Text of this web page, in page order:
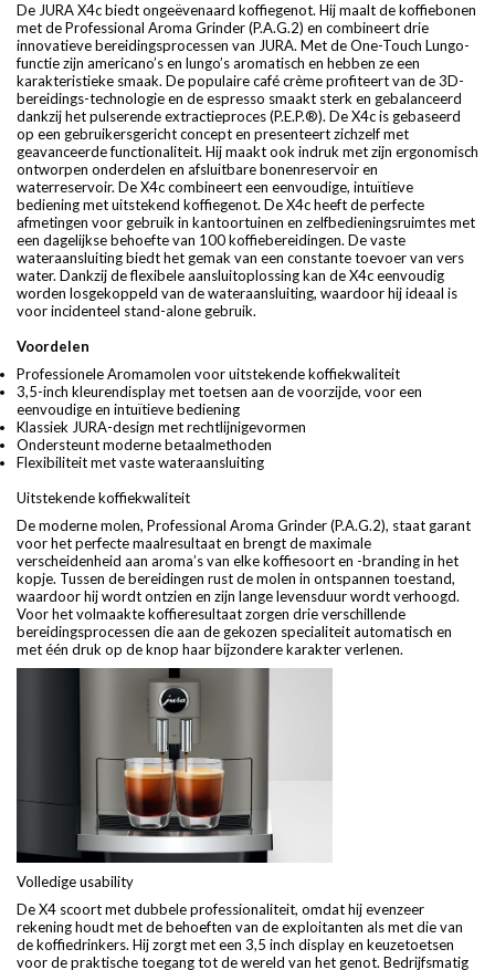
De JURA X4c biedt ongeëvenaard koffiegenot. Hij maalt de koffiebonen
met de Professional Aroma Grinder (P.A.G.2) en combineert drie
innovatieve bereidingsprocessen van JURA. Met de One-Touch Lungo-
functie zijn americano’s en lungo’s aromatisch en hebben ze een
karakteristieke smaak. De populaire café crème profiteert van de 3D-
bereidings-technologie en de espresso smaakt sterk en gebalanceerd
dankzij het pulserende extractieproces (P.E.P.®). De X4c is gebaseerd
op een gebruikersgericht concept en presenteert zichzelf met
geavanceerde functionaliteit. Hij maakt ook indruk met zijn ergonomisch
ontworpen onderdelen en afsluitbare bonenreservoir en
waterreservoir. De X4c combineert een eenvoudige, intuïtieve
bediening met uitstekend koffiegenot. De X4c heeft de perfecte
afmetingen voor gebruik in kantoortuinen en zelfbedieningsruimtes met
een dagelijkse behoefte van 100 koffiebereidingen. De vaste
wateraansluiting biedt het gemak van een constante toevoer van vers
water. Dankzij de flexibele aansluitoplossing kan de X4c eenvoudig
worden losgekoppeld van de wateraansluiting, waardoor hij ideaal is
voor incidenteel stand-alone gebruik.
Voordelen
Professionele Aromamolen voor uitstekende koffiekwaliteit
3,5-inch kleurendisplay met toetsen aan de voorzijde, voor een
eenvoudige en intuïtieve bediening
Klassiek JURA-design met rechtlijnigevormen
Ondersteunt moderne betaalmethoden
Flexibiliteit met vaste wateraansluiting
Uitstekende koffiekwaliteit
De moderne molen, Professional Aroma Grinder (P.A.G.2), staat garant
voor het perfecte maalresultaat en brengt de maximale
verscheidenheid aan aroma’s van elke koffiesoort en -branding in het
kopje. Tussen de bereidingen rust de molen in ontspannen toestand,
waardoor hij wordt ontzien en zijn lange levensduur wordt verhoogd.
Voor het volmaakte koffieresultaat zorgen drie verschillende
bereidingsprocessen die aan de gekozen specialiteit automatisch en
met één druk op de knop haar bijzondere karakter verlenen.
Volledige usability
De X4 scoort met dubbele professionaliteit, omdat hij evenzeer
rekening houdt met de behoeften van de exploitanten als met die van
de koffiedrinkers. Hij zorgt met een 3,5 inch display en keuzetoetsen
voor de praktische toegang tot de wereld van het genot. Bedrijfsmatig